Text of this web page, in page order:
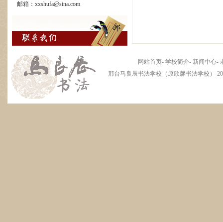
邮箱：xxshufa@sina.com
网站首页- 学校简介- 新闻中心-
邢台马良辰书法学校（原欣馨书法学校）